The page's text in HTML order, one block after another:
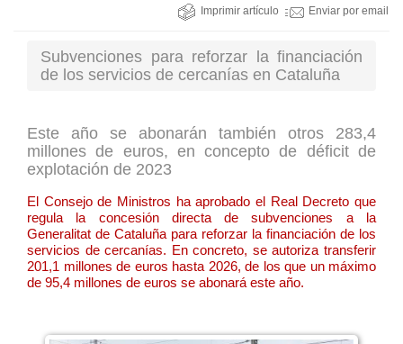
Imprimir artículo Enviar por email
Subvenciones para reforzar la financiación
de los servicios de cercanías en Cataluña
Este año se abonarán también otros 283,4
millones de euros, en concepto de déficit de
explotación de 2023
El Consejo de Ministros ha aprobado el Real Decreto que
regula la concesión directa de subvenciones a la
Generalitat de Cataluña para reforzar la financiación de los
servicios de cercanías. En concreto, se autoriza transferir
201,1 millones de euros hasta 2026, de los que un máximo
de 95,4 millones de euros se abonará este año.